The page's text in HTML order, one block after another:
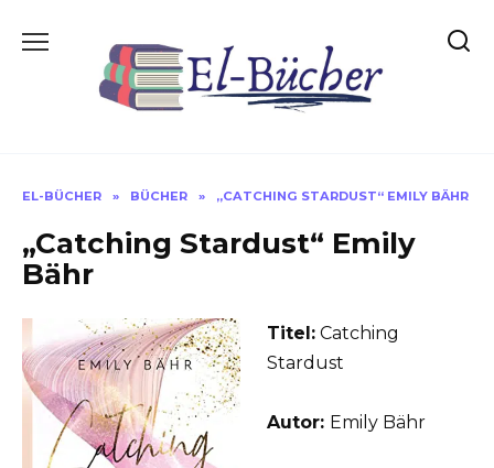
EL-BÜCHER » BÜCHER » „CATCHING STARDUST“ EMILY BÄHR
„Catching Stardust“ Emily
Bähr
Titel: Catching
Stardust
Autor: Emily Bähr